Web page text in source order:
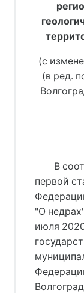
(с
(в ред.
В
первой
"О
июля